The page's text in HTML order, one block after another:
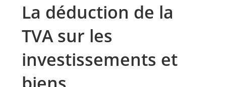
La déduction de la
TVA sur les
investissements et